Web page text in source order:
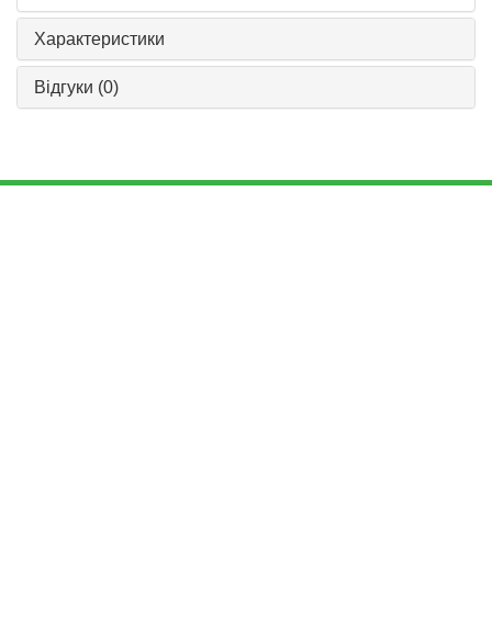
Характеристики
Відгуки (0)